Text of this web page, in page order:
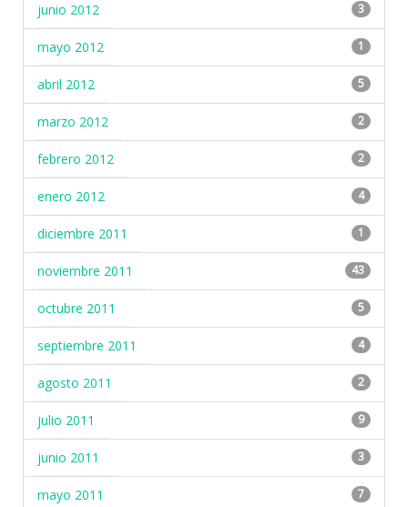
junio 2012 3
mayo 2012 1
abril 2012 5
marzo 2012 2
febrero 2012 2
enero 2012 4
diciembre 2011 1
noviembre 2011 43
octubre 2011 5
septiembre 2011 4
agosto 2011 2
julio 2011 9
junio 2011 3
mayo 2011 7